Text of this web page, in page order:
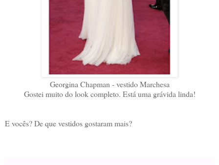
Georgina Chapman - vestido Marchesa
Gostei muito do look completo. Está uma grávida linda!
E vocês? De que vestidos gostaram mais?